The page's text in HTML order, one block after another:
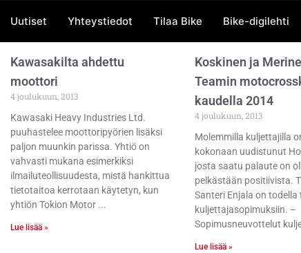
Uutiset Yhteystiedot Tilaa Bike Bike-digilehti
Kawasakilta ahdettu
moottori
4 joulukuun, 2013
Kawasaki Heavy Industries Ltd.
puuhastelee moottoripyörien lisäksi
paljon muunkin parissa. Yhtiö on
vahvasti mukana esimerkiksi
ilmailuteollisuudesta, mistä hankittua
tietotaitoa kerrotaan käytetyn, kun
yhtiön Tokion Motor
Lue lisää »
Koskinen ja
Teamin
kaudella 2014
4 joulukuun, 2013
Molemmilla kuljettajilla
kokonaan uudistunut
josta saatu palaute on
pelkästään positiivista.
Santeri Enjala on todella
kuljettajasopimuksiin. –
Sopimusneuvottelut
Lue lisää »